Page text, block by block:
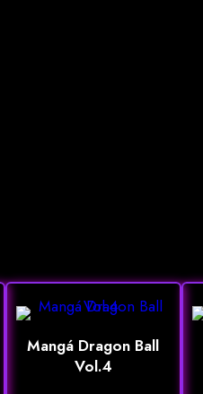
Mangá Dragon Ball
Vol.4